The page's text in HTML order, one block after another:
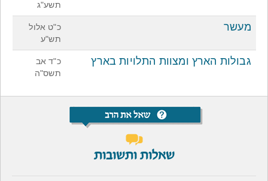
תשע"ג
מעשר
כ"ט אלול
תש"ע
גבולות הארץ ומצוות התלויות בארץ
כ"ד אב
תשס"ה
שאלות ותשובות